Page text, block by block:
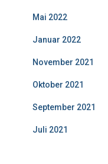
Mai 2022
Januar 2022
November 2021
Oktober 2021
September 2021
Juli 2021